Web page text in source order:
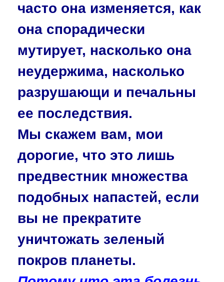
часто она изменяется, как
она спорадически
мутирует, насколько она
неудержима, насколько
разрушающи и печальны
ее последствия.
Мы скажем вам, мои
дорогие, что это лишь
предвестник множества
подобных напастей, если
вы не прекратите
уничтожать зеленый
покров планеты.